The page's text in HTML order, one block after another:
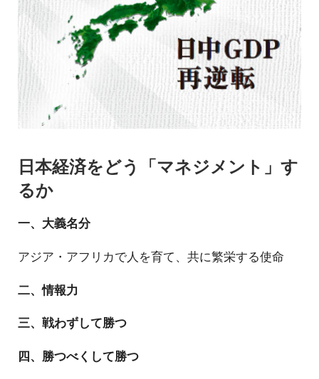
日本経済をどう「マネジメント」す
るか
一、大義名分
アジア・アフリカで人を育て、共に繁栄する使命
二、情報力
三、戦わずして勝つ
四、勝つべくして勝つ